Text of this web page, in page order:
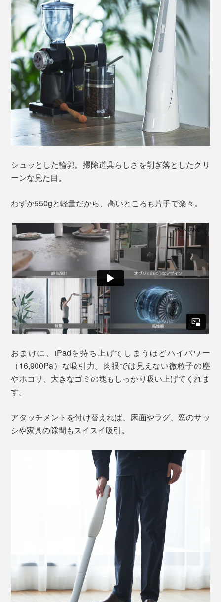
シュッとした輪郭。掃除道具らしさを削ぎ落としたクリ
ーンな見た目。
わずか550gと軽量だから、高いところも片手で楽々。
おまけに、iPadを持ち上げてしまうほどハイパワー
（16,900Pa）な吸引力。肉眼では見えない微粒子の塵
やホコリ、大きなゴミの塊もしっかり吸い上げてくれま
す。
アタッチメントを付け替えれば、床面やラグ、窓のサッ
シや家具の隙間もスイスイ吸引。